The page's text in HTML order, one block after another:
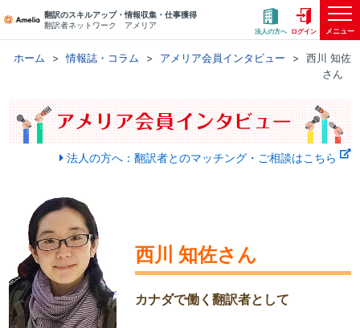
翻訳のスキルアップ・情報収集・仕事獲得
翻訳者ネットワーク アメリア
法人の方へ ログイン メニュー
ホーム 情報誌・コラム アメリア会員インタビュー
西川 知佐
さん
法人の方へ：翻訳者とのマッチング・ご相談はこちら
西川 知佐さん
カナダで働く翻訳者として